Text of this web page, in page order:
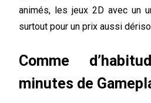
animés, les jeux 2D avec un
surtout pour un prix aussi
Comme
minutes de